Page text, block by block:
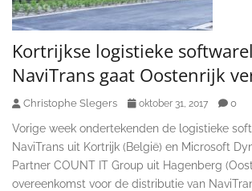
Kortrijkse logistieke
NaviTrans gaat Oostenrijk
Christophe Slegers oktober 31, 2017 0
Vorige week ondertekenden de logistieke
NaviTrans uit Kortrijk (België) en Microsoft
Partner COUNT IT Group uit Hagenberg
overeenkomst voor de distributie van